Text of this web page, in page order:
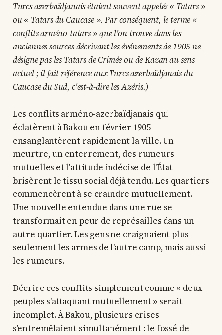
Turcs azerbaïdjanais étaient souvent appelés « Tatars »
ou « Tatars du Caucase ». Par conséquent, le terme «
conflits arméno-tatars » que l'on trouve dans les
anciennes sources décrivant les événements de 1905 ne
désigne pas les Tatars de Crimée ou de Kazan au sens
actuel ; il fait référence aux Turcs azerbaïdjanais du
Caucase du Sud, c'est-à-dire les Azéris.)
Les conflits arméno-azerbaïdjanais qui
éclatèrent à Bakou en février 1905
ensanglantèrent rapidement la ville. Un
meurtre, un enterrement, des rumeurs
mutuelles et l'attitude indécise de l'État
brisèrent le tissu social déjà tendu. Les quartiers
commencèrent à se craindre mutuellement.
Une nouvelle entendue dans une rue se
transformait en peur de représailles dans un
autre quartier. Les gens ne craignaient plus
seulement les armes de l'autre camp, mais aussi
les rumeurs.
Décrire ces conflits simplement comme « deux
peuples s'attaquant mutuellement » serait
incomplet. À Bakou, plusieurs crises
s'entremêlaient simultanément : le fossé de